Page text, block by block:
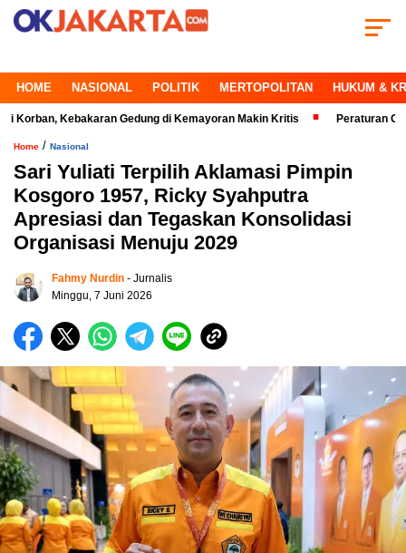
HOME NASIONAL POLITIK MERTOPOLITAN HUKUM &
Kebakaran Gedung di Kemayoran Makin Kritis Peraturan Ganjil
Home / Nasional
Sari Yuliati Terpilih Aklamasi Pimpin
Kosgoro 1957, Ricky Syahputra
Apresiasi dan Tegaskan Konsolidasi
Organisasi Menuju 2029
Fahmy Nurdin - Jurnalis
Minggu, 7 Juni 2026